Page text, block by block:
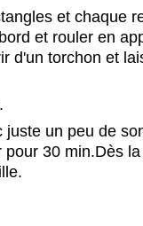
et chaque
et rouler en
d'un torchon et
un peu de
30 min.Dès